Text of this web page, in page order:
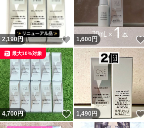
2,190円 いいね！
1,600円
4,700円 いいね！
最大10%対象
1,490 円